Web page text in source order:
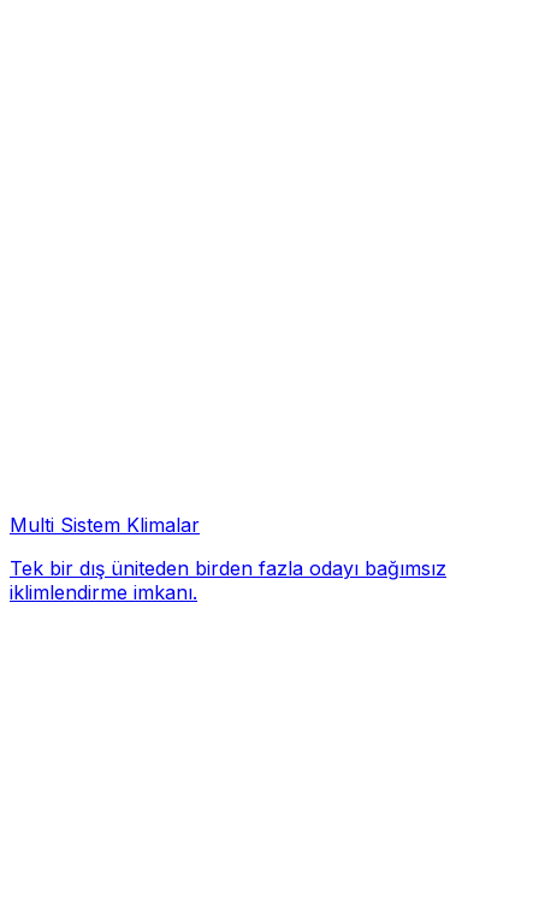
Multi Sistem Klimalar
Tek bir dış üniteden birden fazla odayı bağımsız
iklimlendirme imkanı.